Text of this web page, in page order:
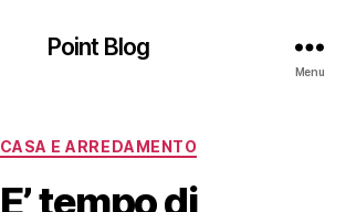
Point Blog
Menu
Categorie
CASA E ARREDAMENTO
E’ tempo di